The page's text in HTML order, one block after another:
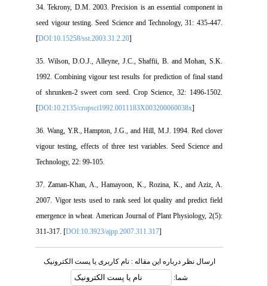
34. Tekrony, D.M. 2003. Precision is an essential component in
seed vigour testing. Seed Science and Technology, 31: 435-447.
[DOI:10.15258/sst.2003.31.2.20
35. Wilson, D.O.J., Alleyne, J.C., Shaffii, B. and Mohan, S.K.
1992. Combining vigour test results for prediction of final stand
of shrunken-2 sweet corn seed. Crop Science, 32: 1496-1502.
[DOI:10.2135/cropsci1992.0011183X003200060038x
36. Wang, Y.R., Hampton, J.G., and Hill, M.J. 1994. Red clover
vigour testing, effects of three test variables. Seed Science and
Technology, 22: 99-105.
37. Zaman-Khan, A., Hamayoon, K., Rozina, K., and Aziz, A.
2007. Vigor tests used to rank seed lot quality and predict field
emergence in wheat. American Journal of Plant Physiology, 2(5):
311-317. [DOI:10.3923/ajpp.2007.311.317
ارسال نظر درباره این مقاله : نام کاربری یا پست الکترونیک
شما: